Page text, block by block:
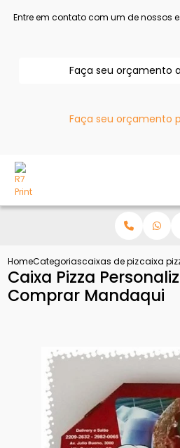
Entre em contato com um de nossos
Faça seu orçamento
Faça seu orçamento
HomeCategoriascaixas de pizzacaixa
Caixa Pizza
Comprar Mandaqui